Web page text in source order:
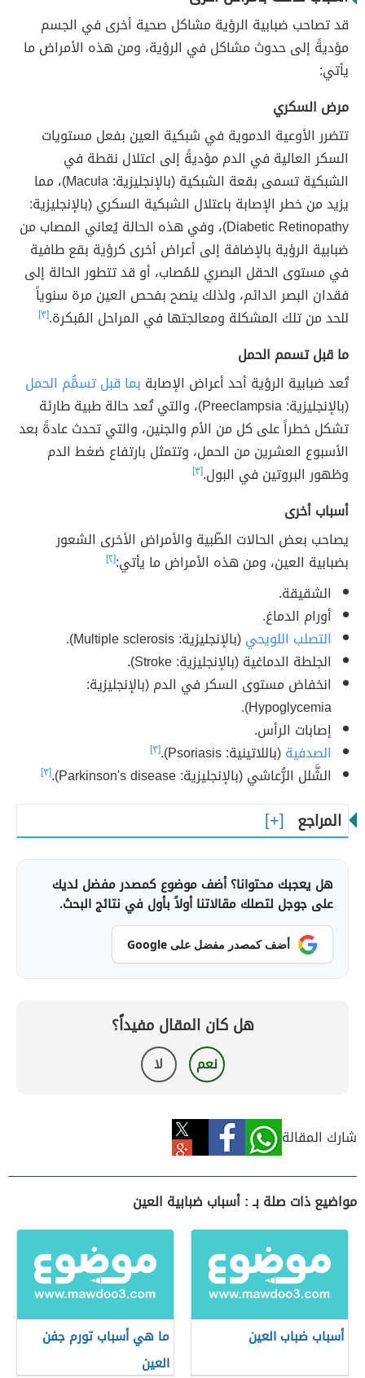
قد تصاحب ضبابية الرؤية مشاكل صحية أخرى في الجسم
مؤديةً إلى حدوث مشاكل في الرؤية، ومن هذه الأمراض ما
يأتي:
مرض السكري
تتضرر الأوعية الدموية في شبكية العين بفعل مستويات
السكر العالية في الدم مؤديةً إلى اعتلال نقطة في
الشبكية تسمى بقعة الشبكية (بالإنجليزية: Macula)، مما
يزيد من خطر الإصابة باعتلال الشبكية السكري (بالإنجليزية:
Diabetic Retinopathy)، وفي هذه الحالة يُعاني المصاب من
ضبابية الرؤية بالإضافة إلى أعراض أخرى كرؤية بقع طافية
في مستوى الحقل البصري للمُصاب، أو قد تتطور الحالة إلى
فقدان البصر الدائم، ولذلك ينصح بفحص العين مرة سنوياً
للحد من تلك المشكلة ومعالجتها في المراحل المُبكرة.[٣]
ما قبل تسمم الحمل
تُعد ضبابية الرؤية أحد أعراض الإصابة بما قبل تسمُّم الحمل
(بالإنجليزية: Preeclampsia)، والتي تُعد حالة طبية طارئة
تشكل خطراً على كل من الأم والجنين، والتي تحدث عادةً بعد
الأسبوع العشرين من الحمل، وتتمثل بارتفاع ضغط الدم
وظهور البروتين في البول.[٣]
أسباب أخرى
يصاحب بعض الحالات الطّبية والأمراض الأخرى الشعور
بضبابية العين، ومن هذه الأمراض ما يأتي:[٢]
الشقيقة.
أورام الدماغ.
التصلب اللويحي(بالإنجليزية: Multiple sclerosis).
الجلطة الدماغية (بالإنجليزية: Stroke).
انخفاض مستوى السكر في الدم (بالإنجليزية:
Hypoglycemia).
إصابات الرأس.
الصدفية(باللاتينية: Psoriasis). [٣]
الشَّلل الرُّعاشي (بالإنجليزية: Parkinson's disease). [٣]
المراجع
هل يعجبك محتوانا؟ أضف موضوع كمصدر مفضل لديك
على جوجل لتصلك مقالاتنا أولاً بأول في نتائج البحث.
أضف كمصدر مفضل على Google
هل كان المقال مفيداً؟
نعم لا
شارك المقالة
مواضيع ذات صلة بـ : أسباب ضبابية العين
أسباب ضباب العين
ما هي أسباب تورم جفن
العين